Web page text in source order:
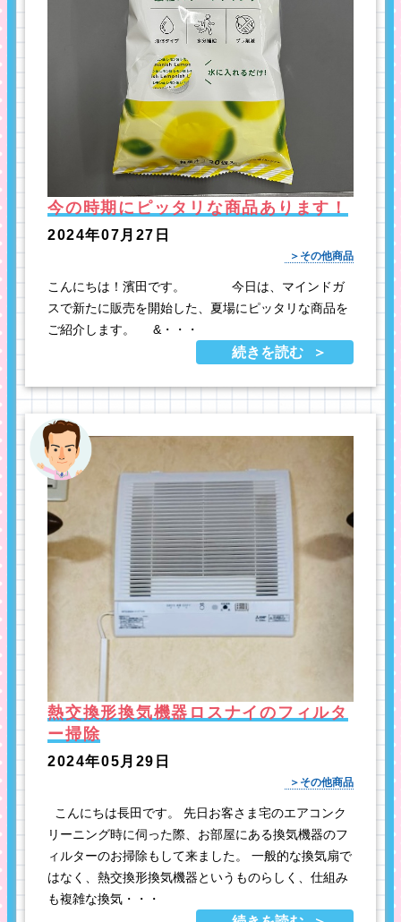
今の時期にピッタリな商品あります！
2024年07月27日
その他商品
こんにちは！濱田です。 今日は、マインドガ
スで新たに販売を開始した、夏場にピッタリな商品を
ご紹介します。 &・・・
続きを読む
熱交換形換気機器ロスナイのフィルタ
ー掃除
2024年05月29日
その他商品
こんにちは長田です。 先日お客さま宅のエアコンク
リーニング時に伺った際、お部屋にある換気機器のフ
ィルターのお掃除もして来ました。 一般的な換気扇で
はなく、熱交換形換気機器というものらしく、仕組み
も複雑な換気・・・